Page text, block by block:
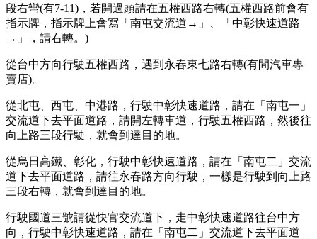
段右彎(有7-11)，若開過頭請在五權西路右轉(五權西路前會有
指示牌，指示牌上會寫「南屯交流道→」、「中彰快速道路
→」，請右轉。)
從台中方向行駛五權西路，遇到永春東七路右轉(有間汽車專
賣店)。
從北屯、西屯、中港路，行駛中彰快速道路，請在「南屯一」
交流道下去平面道路，請開左轉車道，行駛五權西路，然後往
向上路三段行駛，就會到達目的地。
從烏日高鐵、彰化，行駛中彰快速道路，請在「南屯二」交流
道下去平面道路，請往永春路方向行駛，一樣是行駛到向上路
三段右轉，就會到達目的地。
行駛國道三號請從快官交流道下，走中彰快速道路往台中方
向，行駛中彰快速道路，請在「南屯二」交流道下去平面道